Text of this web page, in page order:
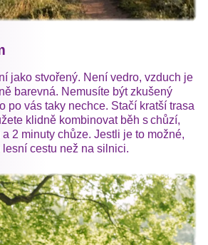
jako stvořený. Není vedro, vzduch je
barevná. Nemusíte být zkušený
po vás taky nechce. Stačí kratší trasa
klidně kombinovat běh s chůzí,
2 minuty chůze. Jestli je to možné,
cestu než na silnici.